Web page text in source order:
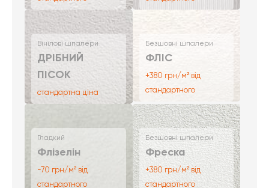
Вінілові шпалери
ДРІБНИЙ
ПІСОК
стандартна ціна
Безшовні шпалери
ФЛІС
+380 грн/м² від
стандартного
Гладкий
Флізелін
-70 грн/м² від
стандартного
Безшовні шпалери
Фреска
+380 грн/м² від
стандартного